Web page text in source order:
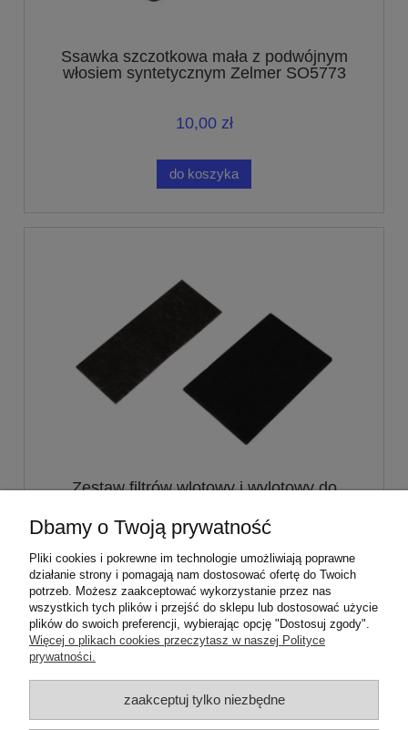
Ssawka szczotkowa mała z podwójnym
włosiem syntetycznym Zelmer SO5773
10,00 zł
do koszyka
Zestaw filtrów wlotowy i wylotowy do
10,00 zł
do koszyka
ZAMÓWIENIA
PRODUCENCI
Dbamy o Twoją prywatność
Pliki cookies i pokrewne im technologie umożliwiają poprawne
działanie strony i pomagają nam dostosować ofertę do Twoich
potrzeb. Możesz zaakceptować wykorzystanie przez nas
wszystkich tych plików i przejść do sklepu lub dostosować użycie
plików do swoich preferencji, wybierając opcję "Dostosuj zgody".
Więcej o plikach cookies przeczytasz w naszej Polityce
prywatności.
zaakceptuj tylko niezbędne